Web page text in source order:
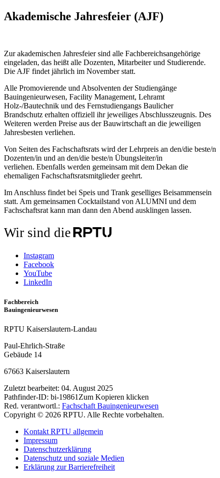
Akademische Jahresfeier (AJF)
Zur akademischen Jahresfeier sind alle Fachbereichsangehörige
eingeladen, das heißt alle Dozenten, Mitarbeiter und Studierende.
Die AJF findet jährlich im November statt.
Alle Promovierende und Absolventen der Studiengänge
Bauingenieurwesen, Facility Management, Lehramt
Holz-/Bautechnik und des Fernstudiengangs Baulicher
Brandschutz erhalten offiziell ihr jeweiliges Abschlusszeugnis. Des
Weiteren werden Preise aus der Bauwirtschaft an die jeweiligen
Jahresbesten verliehen.
Von Seiten des Fachschaftsrats wird der Lehrpreis an den/die beste/n
Dozenten/in und an den/die beste/n Übungsleiter/in
verliehen. Ebenfalls werden gemeinsam mit dem Dekan die
ehemaligen Fachschaftsratsmitglieder geehrt.
Im Anschluss findet bei Speis und Trank geselliges Beisammensein
statt. Am gemeinsamen Cocktailstand von ALUMNI und dem
Fachschaftsrat kann man dann den Abend ausklingen lassen.
Wir sind die
Instagram
Facebook
YouTube
LinkedIn
Fachbereich
Bauingenieurwesen
RPTU Kaiserslautern-Landau
Paul-Ehrlich-Straße
Gebäude 14
67663 Kaiserslautern
Zuletzt bearbeitet: 04. August 2025
Pathfinder-ID: bi-19861 Zum Kopieren klicken
Red. verantwortl.: Fachschaft Bauingenieurwesen
Copyright © 2026 RPTU. Alle Rechte vorbehalten.
Kontakt RPTU allgemein
Impressum
Datenschutzerklärung
Datenschutz und soziale Medien
Erklärung zur Barrierefreiheit